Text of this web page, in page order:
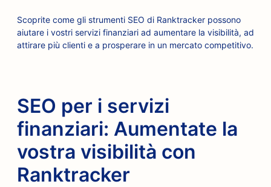
Scoprite come gli strumenti SEO di Ranktracker possono
aiutare i vostri servizi finanziari ad aumentare la visibilità, ad
attirare più clienti e a prosperare in un mercato competitivo.
SEO per i servizi
finanziari: Aumentate la
vostra visibilità con
Ranktracker